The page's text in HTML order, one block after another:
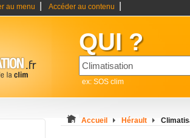
au menu Accéder au contenu
QUI ?
ex: SOS clim
Accueil Hérault